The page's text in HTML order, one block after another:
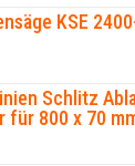
KSE
Schlitz
für 800 x 70